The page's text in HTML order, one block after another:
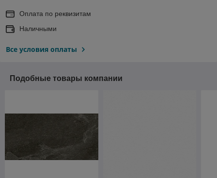
Оплата по реквизитам
Наличными
Все условия оплаты
Подобные товары компании